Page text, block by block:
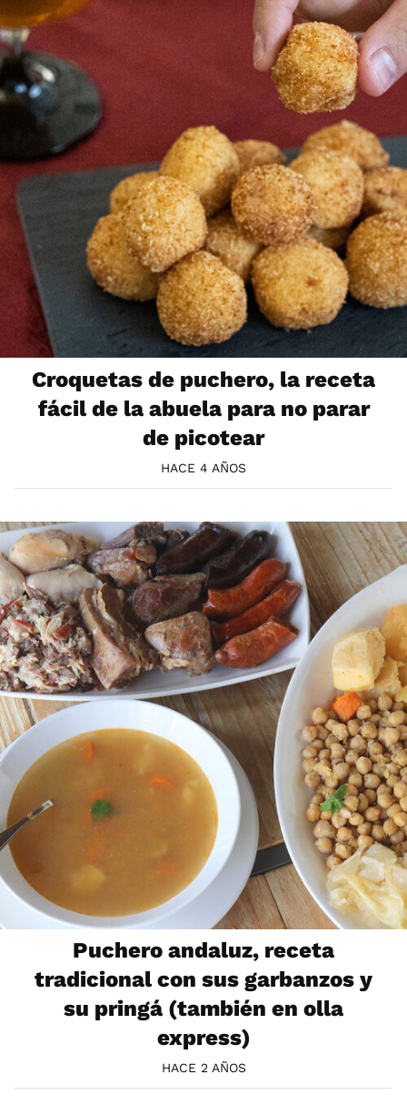
Croquetas de puchero, la receta
fácil de la abuela para no parar
de picotear
HACE 4 AÑOS
Puchero andaluz, receta
tradicional con sus garbanzos y
su pringá (también en olla
express)
HACE 2 AÑOS